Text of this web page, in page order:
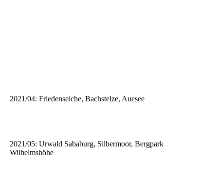
2021/04: Friedenseiche, Bachstelze, Auesee
2021/05: Urwald Sababurg, Silbermoor, Bergpark
Wilhelmshöhe